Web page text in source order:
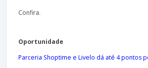
Confira.
Oportunidade
Parceria Shoptime e Livelo dá até 4 pontos